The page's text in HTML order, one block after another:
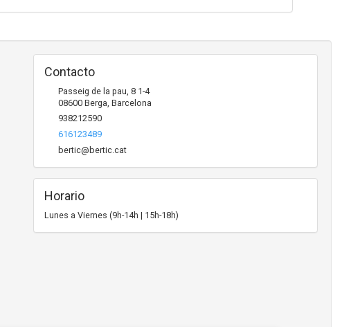
Contacto
Passeig de la pau, 8 1-4
08600 Berga, Barcelona
938212590
616123489
bertic@bertic.cat
Horario
Lunes a Viernes (9h-14h | 15h-18h)